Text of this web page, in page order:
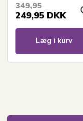
349,95
249,95 DKK
Læg i kurv